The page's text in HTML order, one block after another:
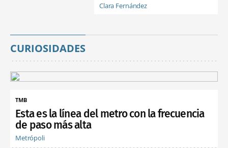
Clara Fernández
CURIOSIDADES
TMB
Esta es la línea del metro con la frecuencia
de paso más alta
Metrópoli